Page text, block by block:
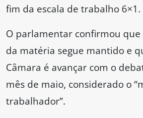
fim da escala de trabalho 6×1.
O parlamentar confirmou que
da matéria segue mantido e
Câmara é avançar com o
mês de maio, considerado o
trabalhador”.